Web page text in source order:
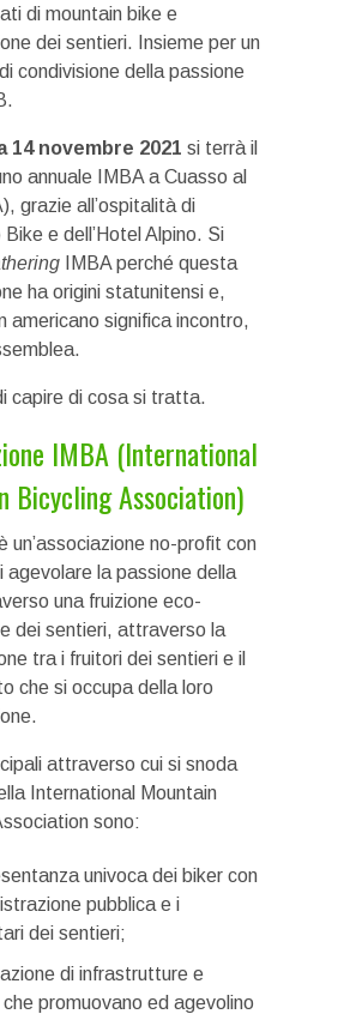
di mountain bike e
dei sentieri. Insieme per un
condivisione della passione
14 novembre 2021 si terrà il
annuale IMBA a Cuasso al
grazie all’ospitalità di
e dell’Hotel Alpino. Si
IMBA perché questa
ha origini statunitensi e,
americano significa incontro,
capire di cosa si tratta.
IMBA (International
Bicycling Association)
un’associazione no-profit con
agevolare la passione della
una fruizione eco-
dei sentieri, attraverso la
tra i fruitori dei sentieri e il
che si occupa della loro
attraverso cui si snoda
International Mountain
sono:
univoca dei biker con
pubblica e i
dei sentieri;
di infrastrutture e
promuovano ed agevolino